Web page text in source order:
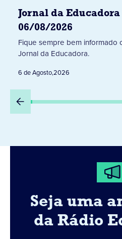
Jornal da Educadora
06/08/2026
Fique sempre bem informado
Jornal da Educadora.
6 de Agosto,2026
Seja uma
da Rádio